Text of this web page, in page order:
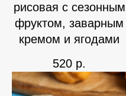
рисовая с сезонным
фруктом, заварным
кремом и ягодами
520 р.